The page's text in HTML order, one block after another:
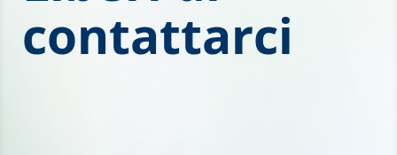
contattarci